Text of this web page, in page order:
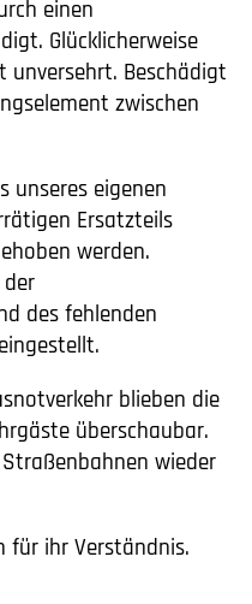
einen
Glücklicherweise
Beschädigt
zwischen
unseres eigenen
Ersatzteils
werden.
des fehlenden
blieben die
überschaubar.
wieder
für ihr Verständnis.